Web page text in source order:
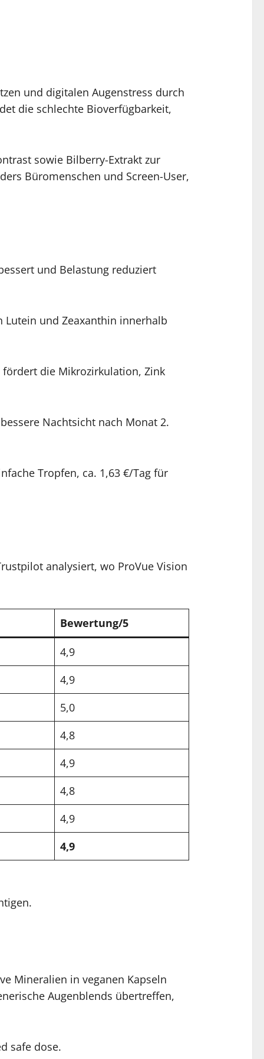
und digitalen Augenstress durch
die schlechte Bioverfügbarkeit,
sowie Bilberry-Extrakt zur
Büromenschen und Screen-User,
und Belastung reduziert
und Zeaxanthin innerhalb
die Mikrozirkulation, Zink
Nachtsicht nach Monat 2.
Tropfen, ca. 1,63 €/Tag für
analysiert, wo ProVue Vision
Bewertung/5
4,9
4,9
5,0
4,8
4,9
4,8
4,9
4,9
Mineralien in veganen Kapseln
Augenblends übertreffen,
safe dose.